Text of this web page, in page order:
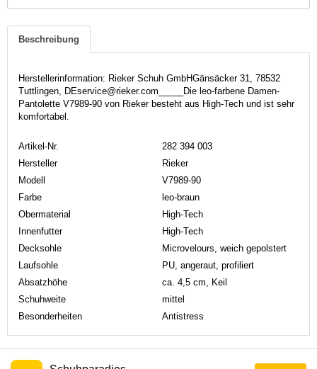
Beschreibung
Herstellerinformation: Rieker Schuh GmbHGänsäcker 31, 78532
Tuttlingen, DEservice@rieker.com_____Die leo-farbene Damen-
Pantolette V7989-90 von Rieker besteht aus High-Tech und ist sehr
komfortabel.
Artikel-Nr.
282 394 003
Hersteller
Rieker
Modell
V7989-90
Farbe
leo-braun
Obermaterial
High-Tech
Innenfutter
High-Tech
Decksohle
Microvelours, weich gepolstert
Laufsohle
PU, angeraut, profiliert
Absatzhöhe
ca. 4,5 cm, Keil
Schuhweite
mittel
Besonderheiten
Antistress